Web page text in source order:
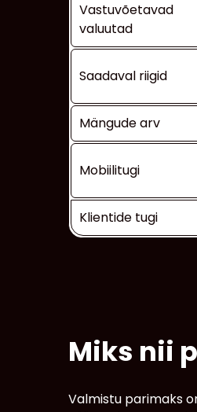
Vastuvõetavad
valuutad
Saadaval riigid
Mängude arv
Mobiilitugi
Klientide tugi
Miks nii
Valmistu parimaks